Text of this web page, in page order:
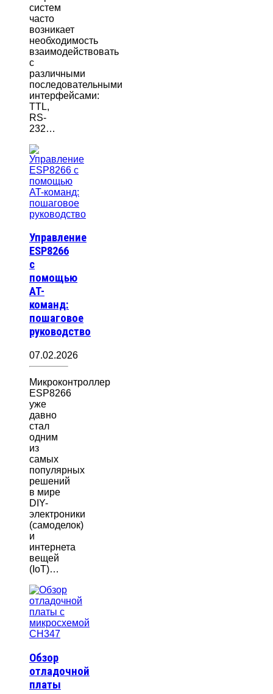
систем
часто
возникает
необходимость
взаимодействовать
с
различными
последовательными
интерфейсами:
TTL,
RS-
232…
Управление
ESP8266
с
помощью
AT-
команд:
пошаговое
руководство
07.02.2026
Микроконтроллер
ESP8266
уже
давно
стал
одним
из
самых
популярных
решений
в мире
DIY-
электроники
(самоделок)
и
интернета
вещей
(IoT)…
Обзор
отладочной
платы